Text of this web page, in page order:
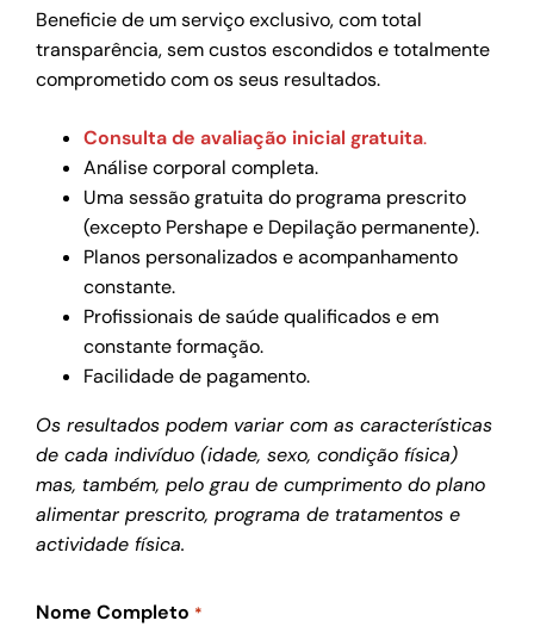
Beneficie de um serviço exclusivo, com total
transparência, sem custos escondidos e totalmente
comprometido com os seus resultados.
Consulta de avaliação inicial gratuita.
Análise corporal completa.
Uma sessão gratuita do programa prescrito
(excepto Pershape e Depilação permanente).
Planos personalizados e acompanhamento
constante.
Profissionais de saúde qualificados e em
constante formação.
Facilidade de pagamento.
Os resultados podem variar com as características
de cada indivíduo (idade, sexo, condição física)
mas, também, pelo grau de cumprimento do plano
alimentar prescrito, programa de tratamentos e
actividade física.
Nome Completo *